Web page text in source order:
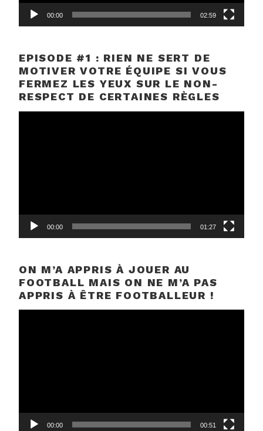
00:00 02:59
EPISODE #1 : RIEN NE SERT DE
MOTIVER VOTRE ÉQUIPE SI VOUS
FERMEZ LES YEUX SUR LE NON-
RESPECT DE CERTAINES RÈGLES
00:00 01:27
ON M’A APPRIS À JOUER AU
FOOTBALL MAIS ON NE M’A PAS
APPRIS À ÊTRE FOOTBALLEUR !
00:00 00:51